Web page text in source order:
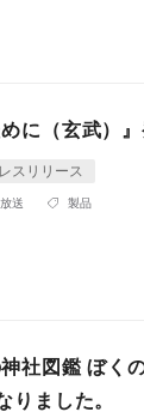
に（玄武）
スリリース
送 製品
社図鑑 ぼく
りました。